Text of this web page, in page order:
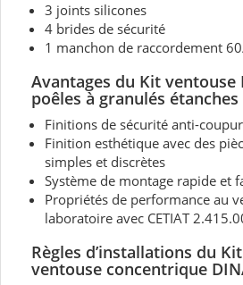
3 joints silicones
4 brides de sécurité
1 manchon de raccordement
Avantages du Kit ventouse
poêles à granulés étanches
Finitions de sécurité anti-
Finition esthétique avec des
simples et discrètes
Système de montage rapide et
Propriétés de performance au
laboratoire avec CETIAT
Règles d’installations du
ventouse concentrique